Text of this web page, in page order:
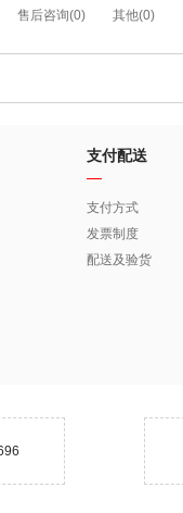
售后咨询(0) 其他(0)
支付配送
支付方式
发票制度
配送及验货